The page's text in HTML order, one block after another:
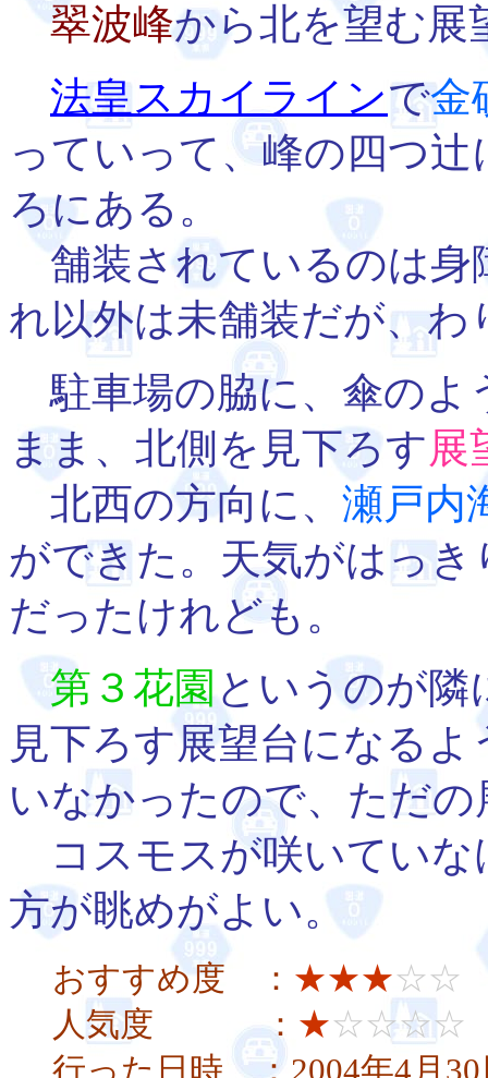
翠波峰から北を望む展
法皇スカイラインで金
っていって、峰の四つ辻
ろにある。
舗装されているのは身
れ以外は未舗装だが、わ
駐車場の脇に、傘のよ
まま、北側を見下ろす展
北西の方向に、 瀬戸内
ができた。天気がはっ
だったけれども。
第３花園というのが
見下ろす展望台になる
いなかったので、ただ
コスモスが咲いていな
方が眺めがよい。
おすすめ度 ： ★★★☆☆
人気度 ： ★☆☆☆☆
行った日時 ：2004年4月